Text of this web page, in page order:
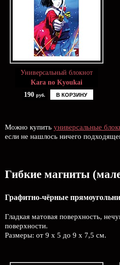
Универсальный блокнот
Kara no Kyoukai
190 руб. В КОРЗИНУ
Можно купить универсальные
если не нашлось ничего
Гибкие магниты
Графитно-чёрные
Гладкая матовая поверхность,
поверхности.
Размеры: от 9 х 5 до 9 х 7,5 см.